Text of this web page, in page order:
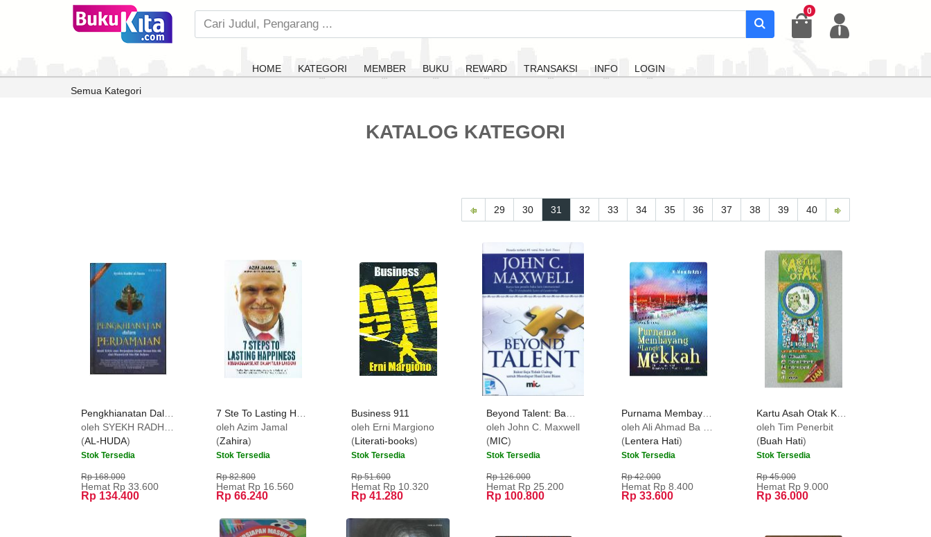
0
HOME KATEGORI MEMBER BUKU REWARD TRANSAKSI INFO
LOGIN
Semua Kategori
KATALOG KATEGORI
29 30 31 32 33 34 35 36 37 38 39 40
oleh SYEKH RADHI AL-YASIN
(AL-HUDA)
Stok Tersedia
Rp 168.000
Hemat Rp 33.600
Rp 134.400
oleh Azim Jamal
(Zahira)
Stok Tersedia
Rp 82.800
Hemat Rp 16.560
Rp 66.240
Business 911
oleh Erni Margiono
(Literati-books)
Stok Tersedia
Rp 51.600
Hemat Rp 10.320
Rp 41.280
oleh John C. Maxwell
(MIC)
Stok Tersedia
Rp 126.000
Hemat Rp 25.200
Rp 100.800
oleh Ali Ahmad Ba Katsir
(Lentera Hati)
Stok Tersedia
Rp 42.000
Hemat Rp 8.400
Rp 33.600
oleh Tim Penerbit
(Buah Hati)
Stok Tersedia
Rp 45.000
Hemat Rp 9.000
Rp 36.000